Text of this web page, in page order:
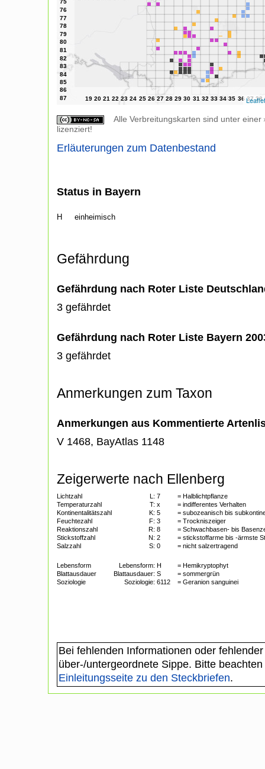
Leaflet
Alle Verbreitungskarten sind unter einer
lizenziert!
Erläuterungen zum Datenbestand
Status in Bayern
H einheimisch
Gefährdung
Gefährdung nach Roter Liste
3 gefährdet
Gefährdung nach Roter Liste Bayern
3 gefährdet
Anmerkungen zum Taxon
Anmerkungen aus Kommentierte
V 1468, BayAtlas 1148
Zeigerwerte nach Ellenberg
Lichtzahl L: 7
= Halblichtpflanze
Temperaturzahl
T: x
= indifferentes Verhalten
Kontinentalitätszahl
K: 5
= subozeanisch bis
Feuchtezahl
F: 3
= Trockniszeiger
Reaktionszahl
R: 8
= Schwachbasen- bis
Stickstoffzahl
N: 2
= stickstoffarme bis -ärmste
Salzzahl
S: 0 = nicht salzertragend
Lebensform Lebensform: H
= Hemikryptophyt
Blattausdauer
Blattausdauer: S
= sommergrün
Soziologie
Soziologie: 6112 = Geranion sanguinei
Bei fehlenden Informationen oder
über-/untergeordnete Sippe. Bitte
Einleitungsseite zu den Steckbriefen.